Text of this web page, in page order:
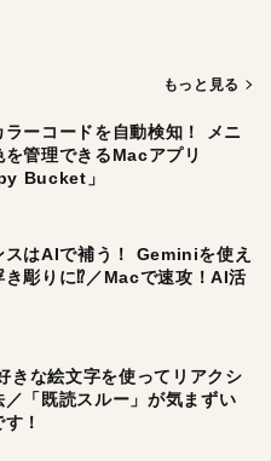
もっと見る
ラーコードを自動検知！ メニ
を管理できるMacアプリ
Bucket」
スはAIで補う！ Geminiを使え
き彫りに⁉︎／Macで速攻！AI活
きな絵文字を使ってリアクシ
／「既読スルー」が気まずい
！